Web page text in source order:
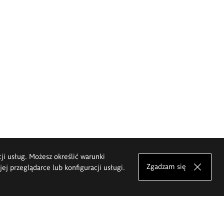
usług. Możesz określić warunki
przeglądarce lub konfiguracji usługi.
Zgadzam się